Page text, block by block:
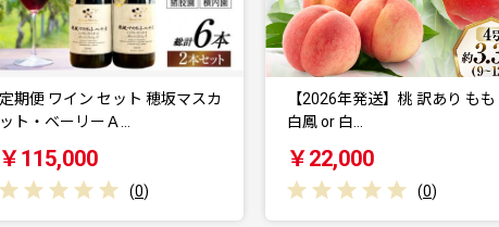
【2026年発送】桃 訳あり もも
白鳳 or 白…
￥22,000
(0)
富士山 ウイスキー 飲み比べ 3本
セット [サン.…
￥22,000
(0)